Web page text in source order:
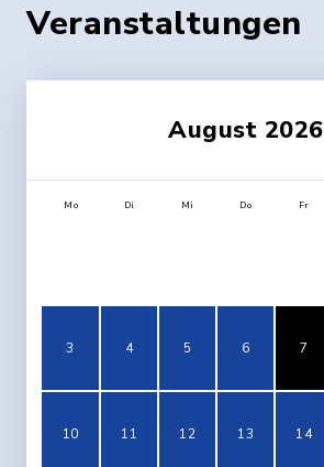
Veranstaltungen
August 2026
Mo Di Mi Do Fr
3 4 5 6 7
10 11 12 13 14